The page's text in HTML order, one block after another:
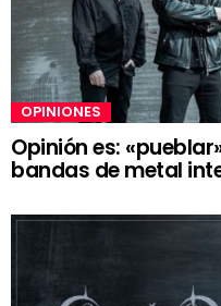
OPINIONES
Opinión es:
bandas de metal